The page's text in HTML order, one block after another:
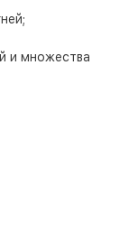
и множества